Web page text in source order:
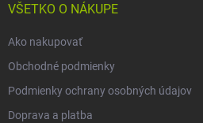
VŠETKO O NÁKUPE
Ako nakupovať
Obchodné podmienky
Podmienky ochrany osobných údajov
Doprava a platba